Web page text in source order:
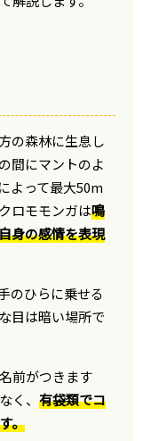
の森林に生息し
間にマントのよ
よって最大50m
ロモモンガは鳴
身の感情を表現
のひらに乗せる
目は暗い場所で
前がつきます
く、有袋類でコ
。